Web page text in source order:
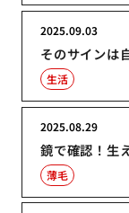
そのサインは
2025.09.03
生活
鏡で確認！生
2025.08.29
薄毛